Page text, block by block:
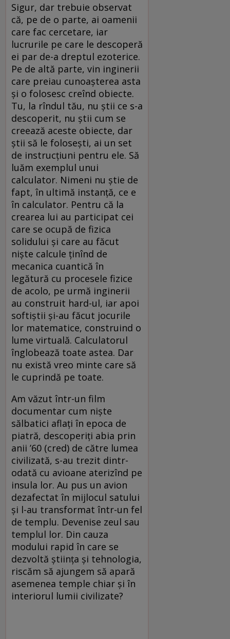
Sigur, dar trebuie observat
că, pe de o parte, ai oamenii
care fac cercetare, iar
lucrurile pe care le descoperă
ei par de-a dreptul ezoterice.
Pe de altă parte, vin inginerii
care preiau cunoașterea asta
și o folosesc creînd obiecte.
Tu, la rîndul tău, nu știi ce s-a
descoperit, nu știi cum se
creează aceste obiecte, dar
știi să le folosești, ai un set
de instrucțiuni pentru ele. Să
luăm exemplul unui
calculator. Nimeni nu știe de
fapt, în ultimă instanță, ce e
în calculator. Pentru că la
crearea lui au participat cei
care se ocupă de fizica
solidului și care au făcut
niște calcule ținînd de
mecanica cuantică în
legătură cu procesele fizice
de acolo, pe urmă inginerii
au construit hard-ul, iar apoi
softiștii și-au făcut jocurile
lor matematice, construind o
lume virtuală. Calculatorul
înglobează toate astea. Dar
nu există vreo minte care să
le cuprindă pe toate.
Am văzut într-un film
documentar cum niște
sălbatici aflați în epoca de
piatră, descoperiți abia prin
anii ’60 (cred) de către lumea
civilizată, s-au trezit dintr-
odată cu avioane aterizînd pe
insula lor. Au pus un avion
dezafectat în mijlocul satului
și l-au transformat într-un fel
de templu. Devenise zeul sau
templul lor. Din cauza
modului rapid în care se
dezvoltă știința și tehnologia,
riscăm să ajungem să apară
asemenea temple chiar și în
interiorul lumii civilizate?